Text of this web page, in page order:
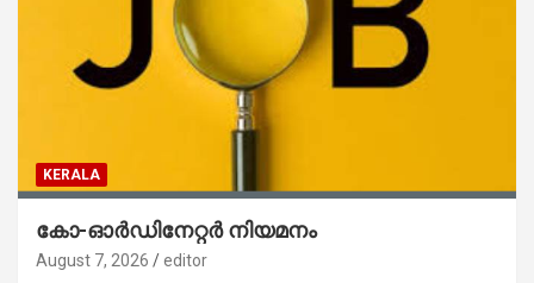
KERALA
കോ-ഓർഡിനേറ്റർ നിയമനം
August 7, 2026 editor